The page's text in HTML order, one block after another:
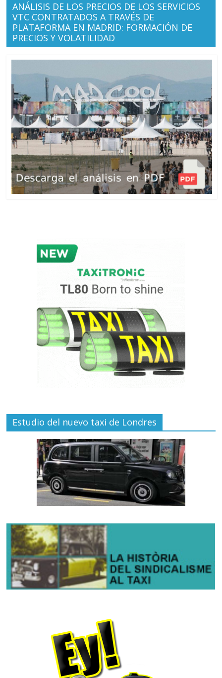
ANÁLISIS DE LOS PRECIOS DE LOS SERVICIOS
VTC CONTRATADOS A TRAVÉS DE
PLATAFORMA EN MADRID: FORMACIÓN DE
PRECIOS Y VOLATILIDAD
Estudio del nuevo taxi de Londres